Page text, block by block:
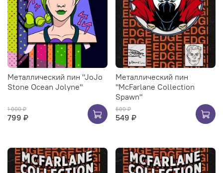
Металлический пин "JoJo
Stone Ocean Jolyne"
1 000 ₽
799 ₽
Металлический пин
"McFarlane Collection
Spawn"
600 ₽
549 ₽